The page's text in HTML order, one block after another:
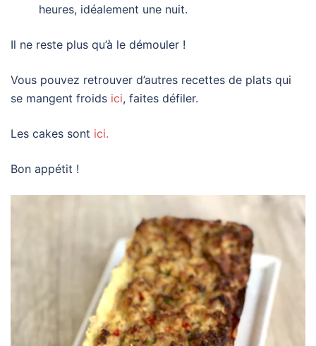
heures, idéalement une nuit.
Il ne reste plus qu’à le démouler !
Vous pouvez retrouver d’autres recettes de plats qui
se mangent froids ici, faites défiler.
Les cakes sont ici.
Bon appétit !